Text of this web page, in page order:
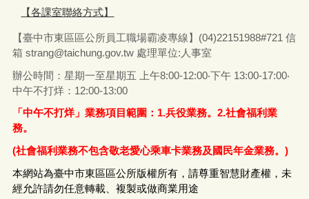
【各課室聯絡方式】
【臺中市東區區公所員工職場霸凌專線】(04)22151988#721 信
箱 strang@taichung.gov.tw處理單位:人事室
辦公時間：星期一至星期五 上午8:00-12:00‧下午 13:00-17:00‧
中午不打烊：12:00-13:00
「中午不打烊」業務項目範圍：1.兵役業務。2.社會福利業
務。
(社會福利業務不包含敬老愛心乘車卡業務及國民年金業務。)
本網站為臺中市東區區公所版權所有，請尊重智慧財產權，未
經允許請勿任意轉載、複製或做商業用途